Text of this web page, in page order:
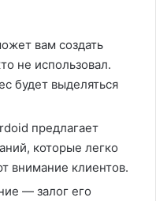
вам создать
не использовал.
будет выделяться
предлагает
которые легко
внимание клиентов.
— залог его